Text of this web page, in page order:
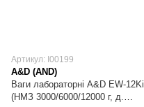
Артикул: I00199
A&D (AND)
Ваги лабораторні A&D EW-12Ki
(НМЗ 3000/6000/12000 г, д.